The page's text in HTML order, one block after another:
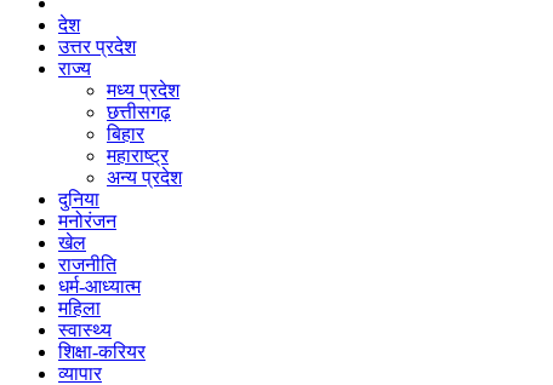
देश
उत्तर प्रदेश
राज्य
मध्य प्रदेश
छत्तीसगढ़
बिहार
महाराष्ट्र
अन्य प्रदेश
दुनिया
मनोरंजन
खेल
राजनीति
धर्म-आध्यात्म
महिला
स्वास्थ्य
शिक्षा-करियर
व्यापार